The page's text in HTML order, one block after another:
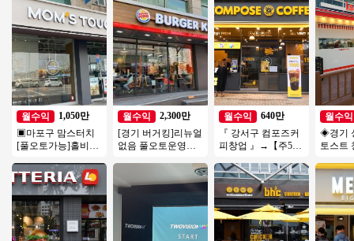
월수익
1,050만
▣마포구 맘스터치
[풀오토가능]홀비중
준한매출/역세권
월수익
2,300만
[경기 버거킹]리뉴얼
없음 풀오토운영수
초보창업 여성창업
추천
월수익
640만
『 강서구 컴포즈커
피창업 』→【주5일
음 ♥ 배달없음 ♥ 초
보창업
월수익
◈경기
토스트
초보창
은퇴창